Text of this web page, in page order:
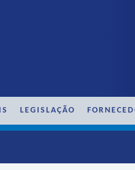
LEGISLAÇÃO